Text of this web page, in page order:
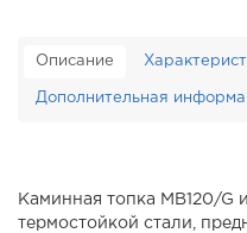
Описание
Дополнительная
Каминная топка MB120/G
термостойкой стали,